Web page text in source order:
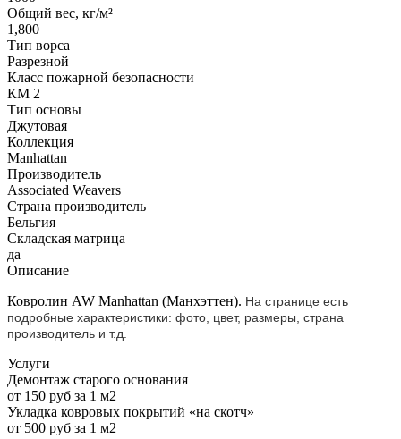
Общий вес, кг/м²
1,800
Тип ворса
Разрезной
Класс пожарной безопасности
КМ 2
Тип основы
Джутовая
Коллекция
Manhattan
Производитель
Associated Weavers
Страна производитель
Бельгия
Складская матрица
да
Описание
Ковролин AW Manhattan (Манхэттен). На странице есть
подробные характеристики: фото, цвет, размеры, страна
производитель и т.д.
Услуги
Демонтаж старого основания
от 150 руб за 1 м2
Укладка ковровых покрытий «на скотч»
от 500 руб за 1 м2